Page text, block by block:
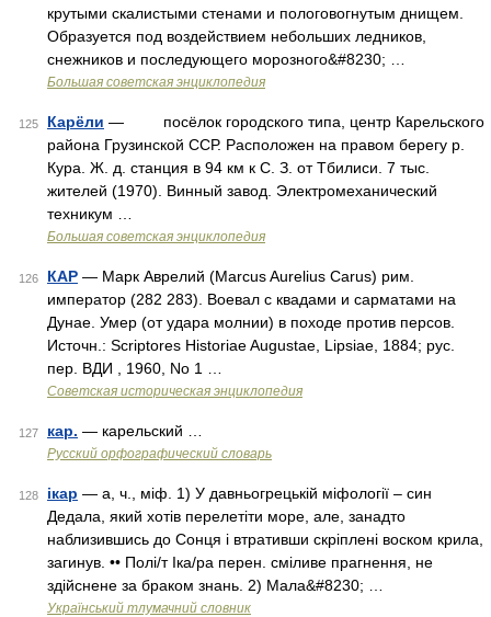
крутыми скалистыми стенами и пологовогнутым днищем.
Образуется под воздействием небольших ледников,
снежников и последующего морозного&#8230; …
Большая советская энциклопедия
125 Карёли — посёлок городского типа, центр Карельского
района Грузинской ССР. Расположен на правом берегу р.
Кура. Ж. д. станция в 94 км к С. З. от Тбилиси. 7 тыс.
жителей (1970). Винный завод. Электромеханический
техникум …
Большая советская энциклопедия
126 КАР — Марк Аврелий (Marcus Aurelius Carus) рим.
император (282 283). Воевал с квадами и сарматами на
Дунае. Умер (от удара молнии) в походе против персов.
Источн.: Scriptores Historiae Augustae, Lipsiae, 1884; рус.
пер. ВДИ , 1960, No 1 …
Советская историческая энциклопедия
127 кар. — карельский …
Русский орфографический словарь
128 ікар — а, ч., міф. 1) У давньогрецькій міфології – син
Дедала, який хотів перелетіти море, але, занадто
наблизившись до Сонця і втративши скріплені воском крила,
загинув. •• Полі/т Іка/ра перен. сміливе прагнення, не
здійснене за браком знань. 2) Мала&#8230; …
Український тлумачний словник